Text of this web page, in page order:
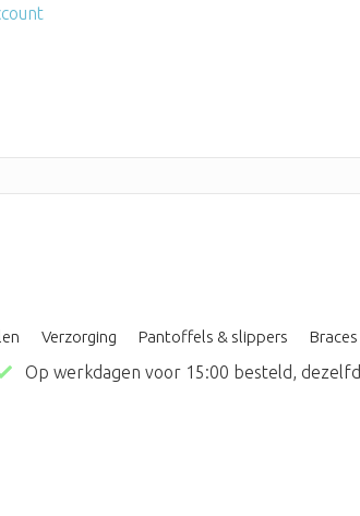
Verzorging Pantoffels & slippers Braces
Op werkdagen voor 15:00 besteld,